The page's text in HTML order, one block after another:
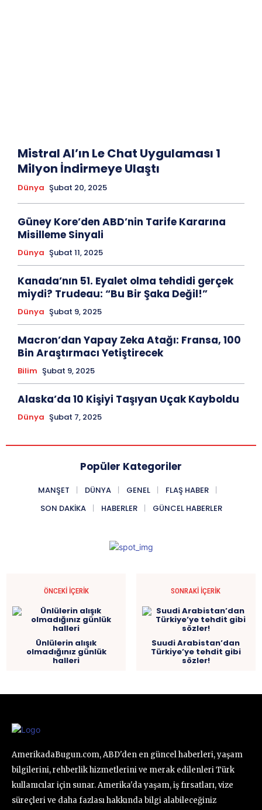
Mistral AI’ın Le Chat Uygulaması 1
Milyon İndirmeye Ulaştı
Dünya Şubat 20, 2025
Güney Kore’den ABD’nin Tarife Kararına
Misilleme Sinyali
Dünya Şubat 11, 2025
Kanada’nın 51. Eyalet olma tehdidi gerçek
miydi? Trudeau: “Bu Bir Şaka Değil!”
Dünya Şubat 9, 2025
Macron’dan Yapay Zeka Atağı: Fransa, 100
Bin Araştırmacı Yetiştirecek
Bilim Şubat 9, 2025
Alaska’da 10 Kişiyi Taşıyan Uçak Kayboldu
Dünya Şubat 7, 2025
Popüler Kategoriler
MANŞET DÜNYA GENEL
FLAŞ HABER
SON DAKIKA
HABERLER GÜNCEL HABERLER
ÖNCEKI İÇERIK
Ünlülerin alışık
olmadığınız günlük
halleri
SONRAKI İÇERIK
Suudi Arabistan’dan
Türkiye’ye tehdit gibi
sözler!
AmerikadaBugun.com, ABD'den en güncel haberleri, yaşam
bilgilerini, rehberlik hizmetlerini ve merak edilenleri Türk
kullanıcılar için sunar. Amerika'da yaşam, iş fırsatları, vize
süreçleri ve daha fazlası hakkında bilgi alabileceğiniz